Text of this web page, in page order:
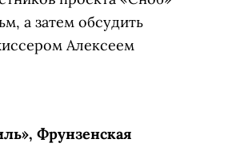
а затем обсудить
Алексеем
Фрунзенская